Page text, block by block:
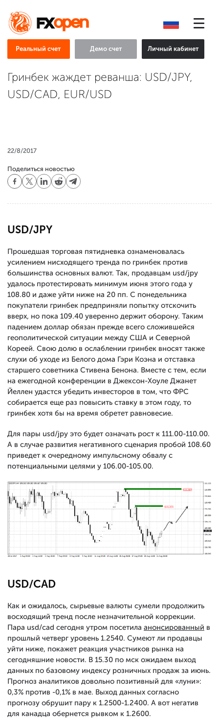
Реальный счет Демо счет Личный кабинет
Гринбек жаждет реванша: USD/JPY,
USD/CAD, EUR/USD
22/8/2017
Поделиться новостью
USD/JPY
Прошедшая торговая пятидневка ознаменовалась
усилением нисходящего тренда по гринбек против
большинства основных валют. Так, продавцам usd/jpy
удалось протестировать минимум июня этого года у
108.80 и даже уйти ниже на 20 пп. С понедельника
покупатели гринбек предприняли попытку отскочить
вверх, но пока 109.40 уверенно держит оборону. Таким
падением доллар обязан прежде всего сложившейся
геополитической ситуации между США и Северной
Кореей. Свою долю в ослаблении гринбек вносят также
слухи об уходе из Белого дома Гэри Коэна и отставка
старшего советника Стивена Бенона. Вместе с тем, если
на ежегодной конференции в Джексон-Хоуле Джанет
Йеллен удастся убедить инвесторов в том, что ФРС
собирается еще раз повысить ставку в этом году, то
гринбек хотя бы на время обретет равновесие.
Для пары usd/jpy это будет означать рост к 111.00-110.00.
А в случае развития негативного сценария пробой 108.60
приведет к очередному импульсному обвалу с
потенциальными целями у 106.00-105.00.
USD/CAD
Как и ожидалось, сырьевые валюты сумели продолжить
восходящий тренд после незначительной коррекции.
Пара usd/cad сегодня утром посетила анонсированный в
прошлый четверг уровень 1.2540. Сумеют ли продавцы
уйти ниже, покажет реакция участников рынка на
сегодняшние новости. В 15.30 по мск ожидаем выход
данных по базовому индексу розничных продаж за июнь.
Прогноз аналитиков довольно позитивный для «луни»:
0,3% против -0,1% в мае. Выход данных согласно
прогнозу обрушит пару к 1.2500-1.2400. А вот негатив
для канадца обернется рывком к 1.2600.